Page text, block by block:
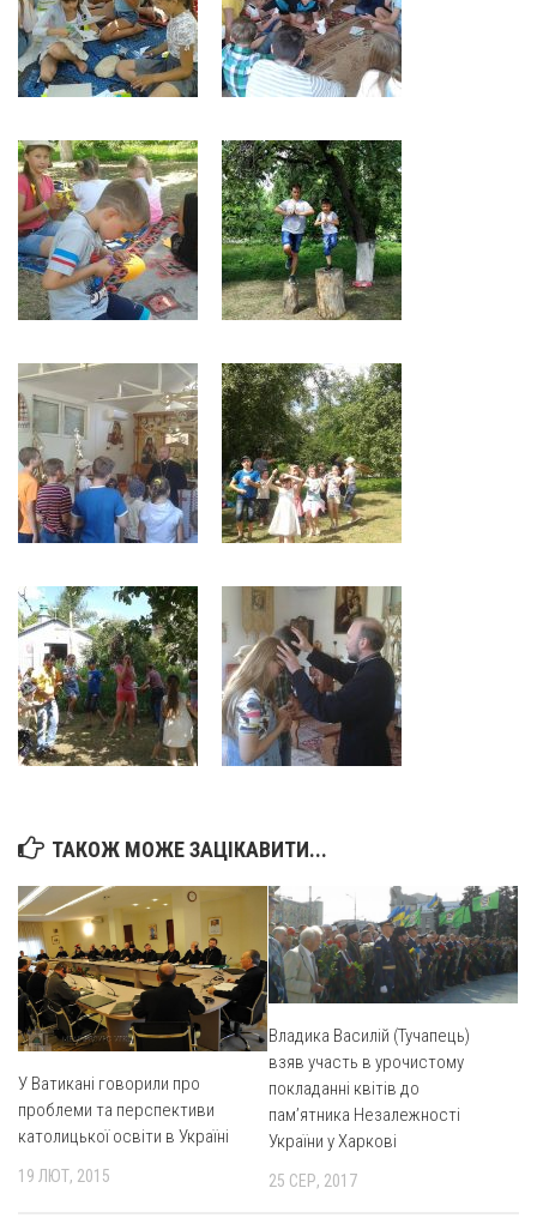
Св. Йосифа ОПДМ
Монастир сестер милосердя Св. Вінкентія. Дім Милосердя
Монастир Успення Пресвятої Богородиці Сестер Чину
Комісії
Катехитична комісія
Комісія у справах молоді
Комісія у справах родини
Комісія з питань душпастирства охорони здоров’я
Квіти Слобожанщини
Харківщина
Полтавщина
Сумщина
Трансляції
ТАКОЖ МОЖЕ ЗАЦІКАВИТИ...
У Ватикані говорили про
проблеми та перспективи
католицької освіти в Україні
19 ЛЮТ, 2015
Владика Василій (Тучапець)
взяв участь в урочистому
покладанні квітів до
пам’ятника Незалежності
України у Харкові
25 СЕР, 2017